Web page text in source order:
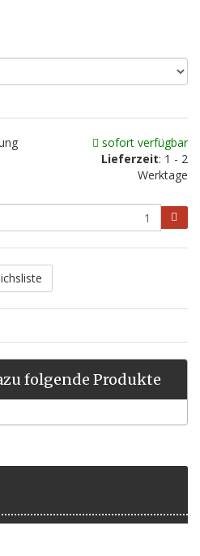
sofort verfügbar
Lieferzeit: 1 - 2
Werktage
folgende Produkte